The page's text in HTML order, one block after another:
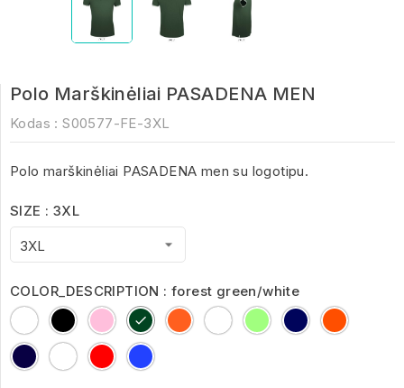
Polo Marškinėliai PASADENA MEN
Kodas : S00577-FE-3XL
Polo marškinėliai PASADENA men su logotipu.
SIZE : 3XL
COLOR_DESCRIPTION : forest green/white
Black/White
Black/Limeroyal/neon
corail
forest
green/white
french
navy
/
neon
French
Navy/white
lime/white
grey
melange/
french
navy
grey
melange
/
White/Navywhite/aqua
Red/White
royal
blue
/